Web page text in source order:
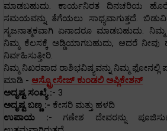
ಮಾಡಬಹುದು. ಕಾರ್ಯನಿರತ ದಿನಚರಿಯ
ಸಮಯವನ್ನು ತೆಗೆಯಲು ಸಾಧ್ಯವಾಗುತ್ತದೆ.
ಸೃಜನಾತ್ಮಕವಾಗಿ ಏನಾದರೂ ಮಾಡಬಹುದು.
ನಿಮ್ಮ ಕೆಲಸಕ್ಕೆ ಅಡ್ಡಿಯಾಗಬಹುದು, ಆದರೆ ನೀವು
ನಿರ್ವಹಿಸುತ್ತೀರಿ.
ನಿಮ್ಮ ನಿಖರವಾದ ರಾಶಿಭವಿಷ್ಯವನ್ನು ನಿಮ್ಮ
ಮಾಡಿ - ಆಸ್ಟ್ರೋಸೇಜ್ ಕುಂಡಲಿ ಅಪ್ಲಿಕೇಶನ್
ಅದೃಷ್ಟ ಸಂಖ್ಯೆ :- 3
ಅದೃಷ್ಟ ಬಣ್ಣ :- ಕೇಸರಿ ಮತ್ತು ಹಳದಿ
ಉಪಾಯ :- ಗಣೇಶ ದೇವರನ್ನು